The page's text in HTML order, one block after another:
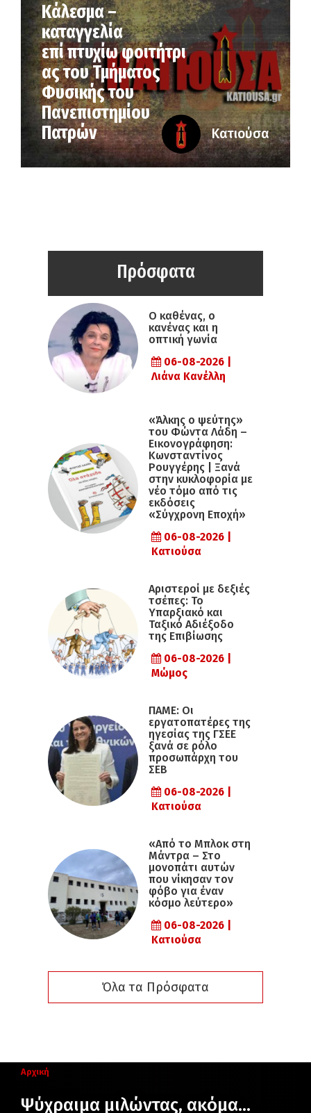
Κάλεσμα –
καταγγελία
επί πτυχίω φοιτήτρι
ας του Τμήματος
Φυσικής του
Πανεπιστημίου
Πατρών
Κατιούσα
Πρόσφατα
Ο καθένας, ο
κανένας και η
οπτική γωνία
06-08-2026 |
Λιάνα Κανέλλη
«Άλκης ο ψεύτης»
του Φώντα Λάδη –
Εικονογράφηση:
Κωνσταντίνος
Ρουγγέρης | Ξανά
στην κυκλοφορία με
νέο τόμο από τις
εκδόσεις
«Σύγχρονη Εποχή»
06-08-2026 |
Κατιούσα
Αριστεροί με δεξιές
τσέπες: Το
Υπαρξιακό και
Ταξικό Αδιέξοδο
της Επιβίωσης
06-08-2026 |
Μώμος
ΠΑΜΕ: Οι
εργατοπατέρες της
ηγεσίας της ΓΣΕΕ
ξανά σε ρόλο
προσωπάρχη του
ΣΕΒ
06-08-2026 |
Κατιούσα
«Από το Μπλοκ στη
Μάντρα – Στο
μονοπάτι αυτών
που νίκησαν τον
φόβο για έναν
κόσμο λεύτερο»
06-08-2026 |
Κατιούσα
Όλα τα Πρόσφατα
Αρχική
Ψύχραιμα μιλώντας, ακόμα…